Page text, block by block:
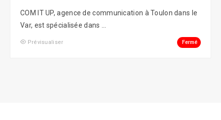
COM IT UP, agence de communication à Toulon dans le
Var, est spécialisée dans ...
Prévisualiser Fermé